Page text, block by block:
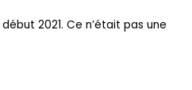
début 2021. Ce n’était pas une